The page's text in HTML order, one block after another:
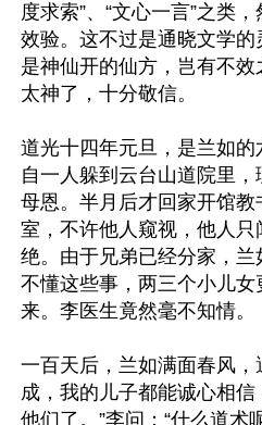
度求索”、“文心一言”之类
效验。这不过是通晓文学
是神仙开的仙方，岂有不效
太神了，十分敬信。
道光十四年元旦，是兰如
自一人躲到云台山道院里
母恩。半月后才回家开馆
室，不许他人窥视，他人
绝。由于兄弟已经分家，兰
不懂这些事，两三个小儿
来。李医生竟然毫不知情。
一百天后，兰如满面春风，
成，我的儿子都能诚心相
他们了。”李问：“什么道术